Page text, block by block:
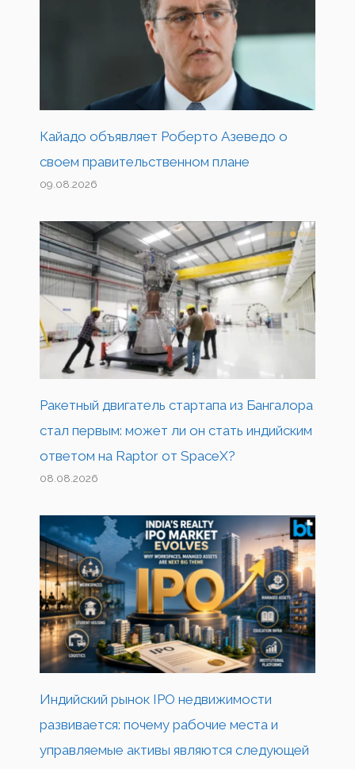
Кайадо объявляет Роберто Азеведо о
своем правительственном плане
09.08.2026
Ракетный двигатель стартапа из Бангалора
стал первым: может ли он стать индийским
ответом на Raptor от SpaceX?
08.08.2026
Индийский рынок IPO недвижимости
развивается: почему рабочие места и
управляемые активы являются следующей